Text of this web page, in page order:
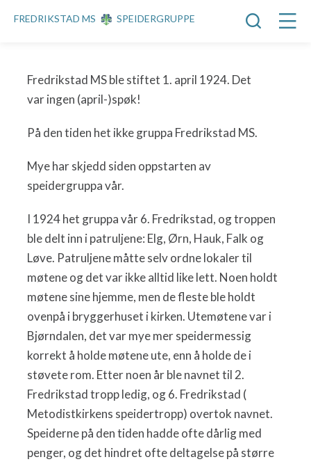
FREDRIKSTAD MS SPEIDERGRUPPE
Fredrikstad MS ble stiftet 1. april 1924. Det
var ingen (april-)spøk!
På den tiden het ikke gruppa Fredrikstad MS.
Mye har skjedd siden oppstarten av
speidergruppa vår.
I 1924 het gruppa vår 6. Fredrikstad, og troppen
ble delt inn i patruljene: Elg, Ørn, Hauk, Falk og
Løve. Patruljene måtte selv ordne lokaler til
møtene og det var ikke alltid like lett. Noen holdt
møtene sine hjemme, men de fleste ble holdt
ovenpå i bryggerhuset i kirken. Utemøtene var i
Bjørndalen, det var mye mer speidermessig
korrekt å holde møtene ute, enn å holde de i
støvete rom. Etter noen år ble navnet til 2.
Fredrikstad tropp ledig, og 6. Fredrikstad (
Metodistkirkens speidertropp) overtok navnet.
Speiderne på den tiden hadde ofte dårlig med
penger, og det hindret ofte deltagelse på større